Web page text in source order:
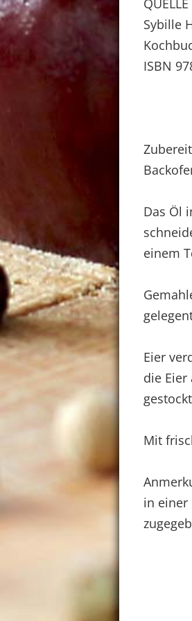
QUELLE
Sybille
ISBN
Das Öl
einem
Eier
die
Mit
in einer